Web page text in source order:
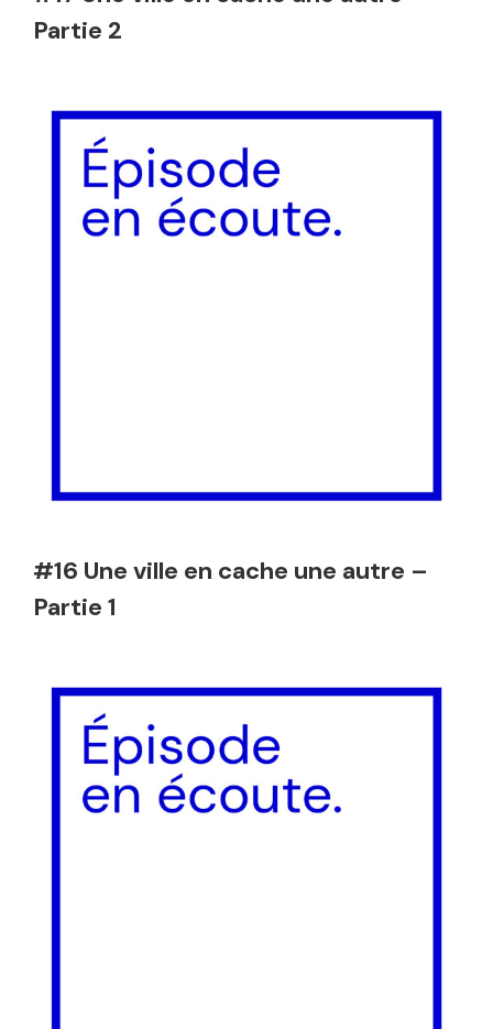
Partie 2
#16 Une ville en cache une autre –
Partie 1